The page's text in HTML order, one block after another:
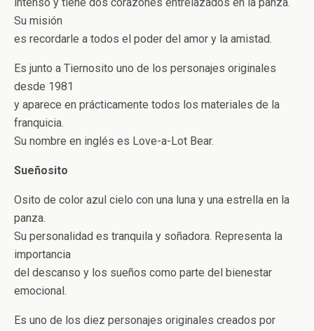
Su misión
es recordarle a todos el poder del amor y la amistad.
Es junto a Tiernosito uno de los personajes originales
desde 1981
y aparece en prácticamente todos los materiales de la
franquicia.
Su nombre en inglés es Love-a-Lot Bear.
Sueñosito
Osito de color azul cielo con una luna y una estrella en la
panza.
Su personalidad es tranquila y soñadora. Representa la
importancia
del descanso y los sueños como parte del bienestar
emocional.
Es uno de los diez personajes originales creados por